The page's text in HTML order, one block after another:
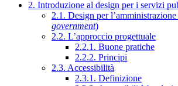
2. Introduzione al design per i servizi
2.1. Design per
government)
2.2. L’approccio progettuale
2.2.1. Buone pratiche
2.2.2. Principi
2.3. Accessibilità
2.3.1. Definizione